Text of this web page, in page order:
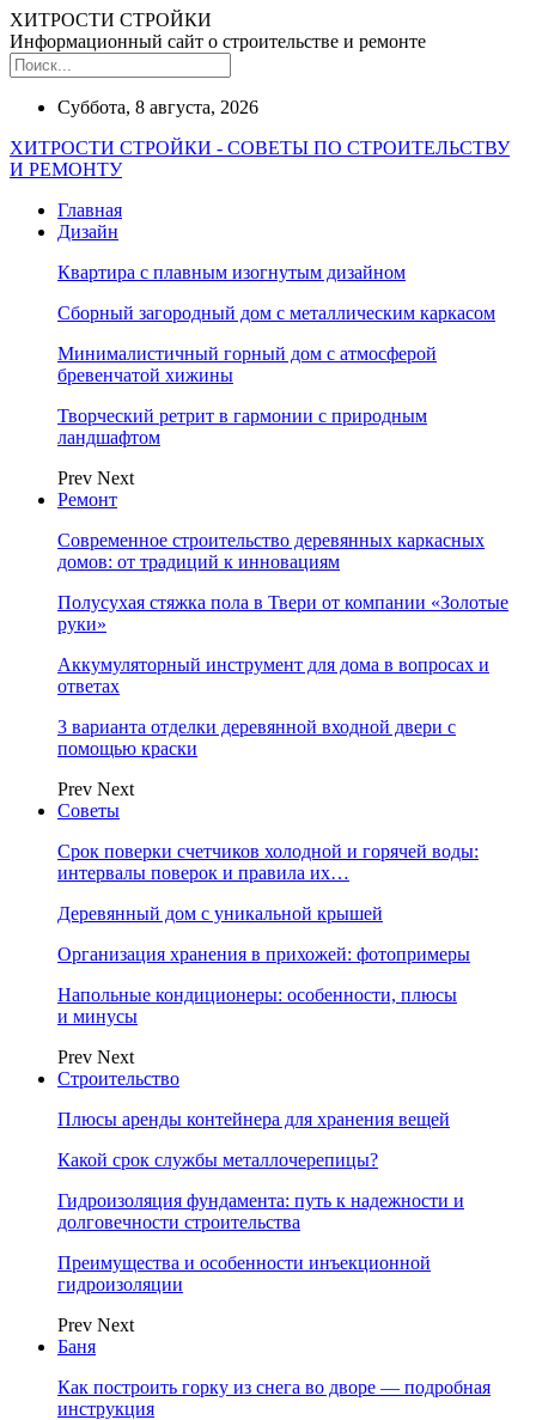
ХИТРОСТИ СТРОЙКИ
Информационный сайт о строительстве и ремонте
Суббота, 8 августа, 2026
ХИТРОСТИ СТРОЙКИ - СОВЕТЫ ПО СТРОИТЕЛЬСТВУ
И РЕМОНТУ
Главная
Дизайн
Квартира с плавным изогнутым дизайном
Сборный загородный дом с металлическим каркасом
Минималистичный горный дом с атмосферой
бревенчатой хижины
Творческий ретрит в гармонии с природным
ландшафтом
Prev Next
Ремонт
Современное строительство деревянных каркасных
домов: от традиций к инновациям
Полусухая стяжка пола в Твери от компании «Золотые
руки»
Аккумуляторный инструмент для дома в вопросах и
ответах
3 варианта отделки деревянной входной двери с
помощью краски
Prev Next
Советы
Срок поверки счетчиков холодной и горячей воды:
интервалы поверок и правила их…
Деревянный дом с уникальной крышей
Организация хранения в прихожей: фотопримеры
Напольные кондиционеры: особенности, плюсы
и минусы
Prev Next
Строительство
Плюсы аренды контейнера для хранения вещей
Какой срок службы металлочерепицы?
Гидроизоляция фундамента: путь к надежности и
долговечности строительства
Преимущества и особенности инъекционной
гидроизоляции
Prev Next
Баня
Как построить горку из снега во дворе — подробная
инструкция